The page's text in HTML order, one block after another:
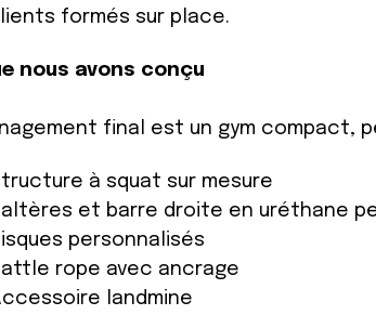
formés sur place.
nous avons conçu
final est un gym compact,
à squat sur mesure
et barre droite en uréthane
personnalisés
rope avec ancrage
landmine